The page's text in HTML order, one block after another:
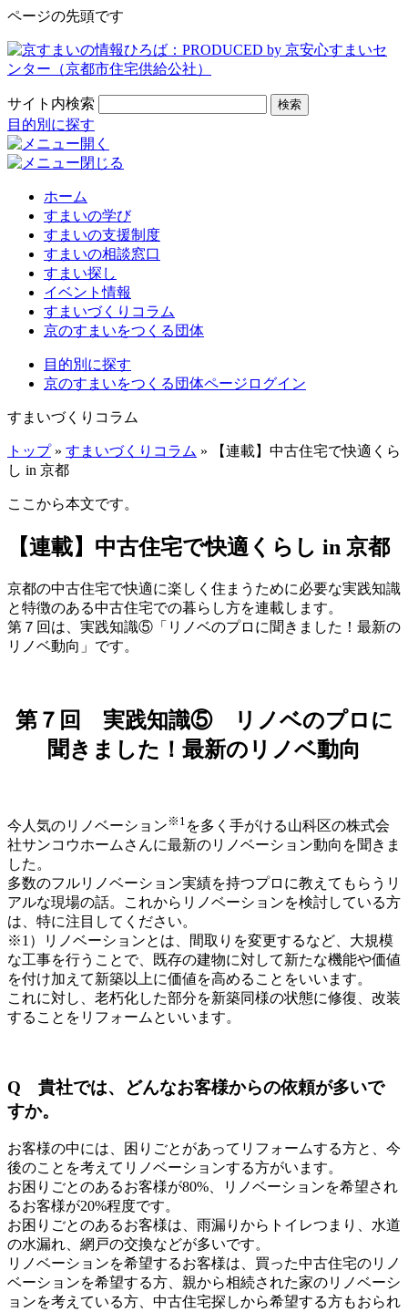
ページの先頭です
サイト内検索 検索
目的別に探す
ホーム
すまいの学び
すまいの支援制度
すまいの相談窓口
すまい探し
イベント情報
すまいづくりコラム
京のすまいをつくる団体
目的別に探す
京のすまいをつくる団体ページログイン
すまいづくりコラム
トップ» すまいづくりコラム » 【連載】中古住宅で快適くら
し in 京都
ここから本文です。
【連載】中古住宅で快適くらし in 京都
京都の中古住宅で快適に楽しく住まうために必要な実践知識
と特徴のある中古住宅での暮らし方を連載します。
第７回は、実践知識⑤「リノベのプロに聞きました！最新の
リノベ動向」です。
第７回 実践知識⑤ リノベのプロに
聞きました！最新のリノベ動向
今人気のリノベーション ※1 を多く手がける山科区の株式会
社サンコウホームさんに最新のリノベーション動向を聞きま
した。
多数のフルリノベーション実績を持つプロに教えてもらうリ
アルな現場の話。これからリノベーションを検討している方
は、特に注目してください。
※1）リノベーションとは、間取りを変更するなど、大規模
な工事を行うことで、既存の建物に対して新たな機能や価値
を付け加えて新築以上に価値を高めることをいいます。
これに対し、老朽化した部分を新築同様の状態に修復、改装
することをリフォームといいます。
Q 貴社では、どんなお客様からの依頼が多いで
すか。
お客様の中には、困りごとがあってリフォームする方と、今
後のことを考えてリノベーションする方がいます。
お困りごとのあるお客様が80%、リノベーションを希望され
るお客様が20%程度です。
お困りごとのあるお客様は、雨漏りからトイレつまり、水道
の水漏れ、網戸の交換などが多いです。
リノベーションを希望するお客様は、買った中古住宅のリノ
ベーションを希望する方、親から相続された家のリノベーシ
ョンを考えている方、中古住宅探しから希望する方もおられ